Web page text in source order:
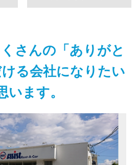
さんの「ありがと
る会社になりたい
います。